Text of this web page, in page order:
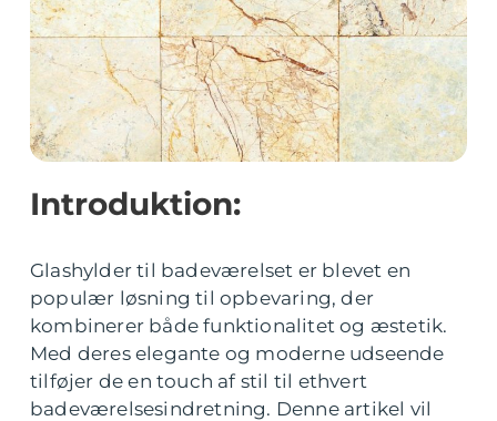
Introduktion:
Glashylder til badeværelset er blevet en
populær løsning til opbevaring, der
kombinerer både funktionalitet og æstetik.
Med deres elegante og moderne udseende
tilføjer de en touch af stil til ethvert
badeværelsesindretning. Denne artikel vil